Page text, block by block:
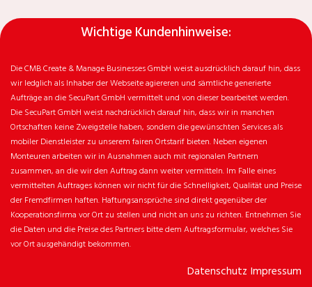
Wichtige Kundenhinweise:
Die CMB Create & Manage Businesses GmbH weist ausdrücklich darauf hin, dass
wir ledglich als Inhaber der Webseite agiereren und sämtliche generierte
Aufträge an die SecuPart GmbH vermittelt und von dieser bearbeitet werden.
Die SecuPart GmbH weist nachdrücklich darauf hin, dass wir in manchen
Ortschaften keine Zweigstelle haben, sondern die gewünschten Services als
mobiler Dienstleister zu unserem fairen Ortstarif bieten. Neben eigenen
Monteuren arbeiten wir in Ausnahmen auch mit regionalen Partnern
zusammen, an die wir den Auftrag dann weiter vermitteln. Im Falle eines
vermittelten Auftrages können wir nicht für die Schnelligkeit, Qualität und Preise
der Fremdfirmen haften. Haftungsansprüche sind direkt gegenüber der
Kooperationsfirma vor Ort zu stellen und nicht an uns zu richten. Entnehmen Sie
die Daten und die Preise des Partners bitte dem Auftragsformular, welches Sie
vor Ort ausgehändigt bekommen.
Datenschutz Impressum